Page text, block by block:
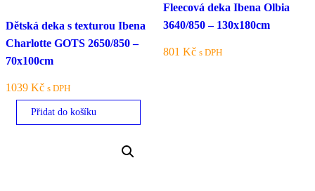
Dětská deka s texturou Ibena
Charlotte GOTS 2650/850 –
70x100cm
1039 Kč s DPH
Přidat do košíku
Fleecová deka Ibena Olbia
3640/850 – 130x180cm
801 Kč s DPH